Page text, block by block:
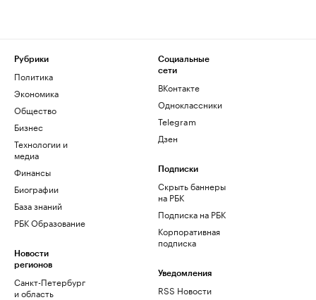
Рубрики
Политика
Экономика
Общество
Бизнес
Технологии и
медиа
Финансы
Биографии
База знаний
РБК Образование
Новости
регионов
Санкт-Петербург
и область
Социальные
сети
ВКонтакте
Одноклассники
Telegram
Дзен
Подписки
Скрыть баннеры
на РБК
Подписка на РБК
Корпоративная
подписка
Уведомления
RSS Новости